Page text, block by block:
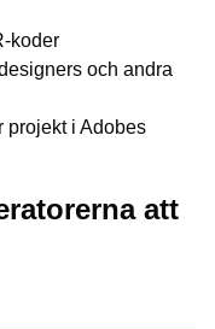
koder
och andra
projekt i Adobes
att